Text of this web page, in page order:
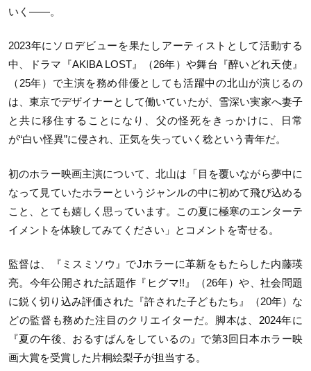
いく——。
2023年にソロデビューを果たしアーティストとして活動する
中、ドラマ『AKIBA LOST』（26年）や舞台『醉いどれ天使』
（25年）で主演を務め俳優としても活躍中の北山が演じるの
は、東京でデザイナーとして働いていたが、雪深い実家へ妻子
と共に移住することになり、父の怪死をきっかけに、日常
が“白い怪異”に侵され、正気を失っていく稔という青年だ。
初のホラー映画主演について、北山は「目を覆いながら夢中に
なって見ていたホラーというジャンルの中に初めて飛び込める
こと、とても嬉しく思っています。この夏に極寒のエンターテ
イメントを体験してみてください」とコメントを寄せる。
監督は、『ミスミソウ』でJホラーに革新をもたらした内藤瑛
亮。今年公開された話題作『ヒグマ!!』（26年）や、社会問題
に鋭く切り込み評価された『許された子どもたち』（20年）な
どの監督も務めた注目のクリエイターだ。脚本は、2024年に
『夏の午後、おるすばんをしているの』で第3回日本ホラー映
画大賞を受賞した片桐絵梨子が担当する。